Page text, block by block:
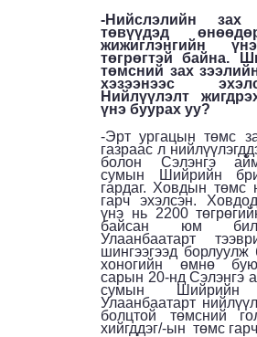
-Нийслэлийн зах
төвүүдэд
жижиглэнгийн
төгрөгтэй байна.
төмсний зах
хэзээнээс
Нийлүүлэлт
үнэ буурах уу?
-Эрт ургацын төмс
газраас л
болон Сэлэнгэ
сумын Шийрийн
гардаг. Ховдын төмс
гарч эхэлсэн.
үнэ нь 2200
байсан юм
Улаанбаатарт
шингээгээд борлуулж
хоногийн өмнө
сарын 20-нд Сэлэнгэ
сумын
Улаанбаатарт
болцтой төмсний
хийгддэг/-ын төмс